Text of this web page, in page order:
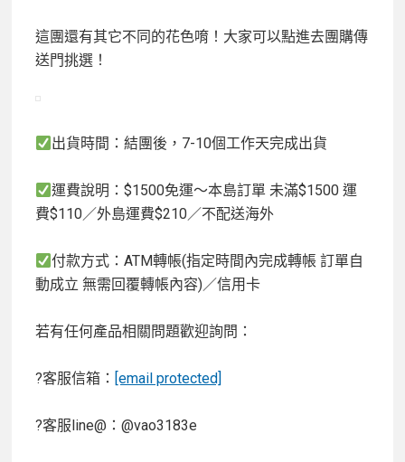
這團還有其它不同的花色唷！大家可以點進去團購傳
送門挑選！
出貨時間：結團後，7-10個工作天完成出貨
運費說明：$1500免運～本島訂單 未滿$1500 運
費$110／外島運費$210／不配送海外
付款方式：ATM轉帳(指定時間內完成轉帳 訂單自
動成立 無需回覆轉帳內容)／信用卡
若有任何產品相關問題歡迎詢問：
?客服信箱： [email protected]
?客服line@：@vao3183e